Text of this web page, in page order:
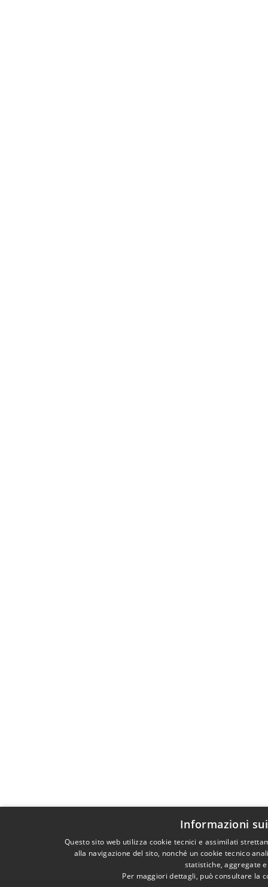
Informazioni
Questo sito web utilizza cookie tecnici e assimilati
alla navigazione del sito, nonché un cookie tecnico
statistiche, aggregate
Per maggiori dettagli, può consultare la